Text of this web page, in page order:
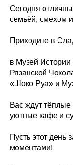
Сегодня
семьёй, смехом
Приходите в
в Музей Истории
Рязанской
«Шоко Руа» и
Вас ждут тёплые
уютные кафе и
Пусть этот день
моментами!